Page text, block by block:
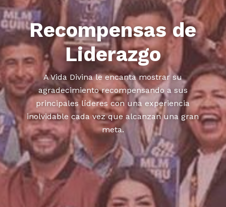
Recompensas de
Liderazgo
A Vida Divina le encanta mostrar su
agradecimiento recompensando a sus
principales líderes con una experiencia
inolvidable cada vez que alcanzan una gran
meta.